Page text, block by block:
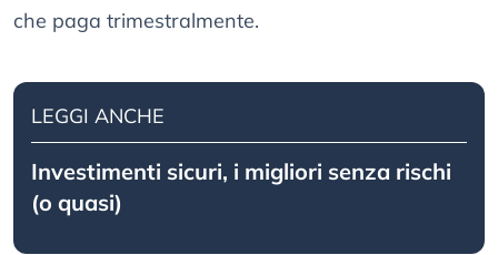
che paga trimestralmente.
LEGGI ANCHE
Investimenti sicuri, i migliori senza rischi
(o quasi)